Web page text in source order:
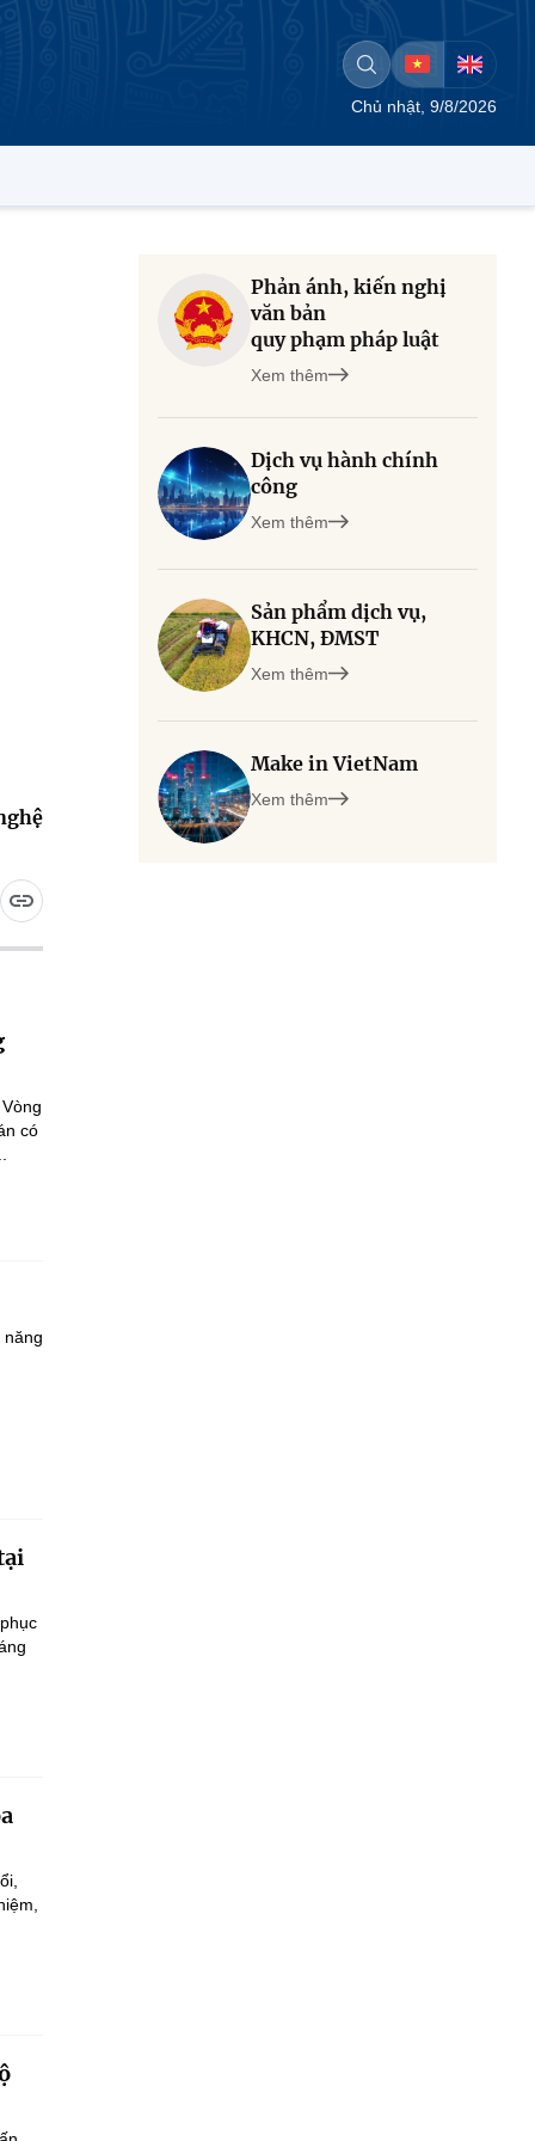
Chủ nhật, 9/8/2026
có
năng
Phản ánh, kiến nghị
văn bản
quy phạm pháp luật
Xem thêm
Dịch vụ hành chính
công
Xem thêm
Sản phẩm dịch vụ,
KHCN, ĐMST
Xem thêm
Make in VietNam
Xem thêm